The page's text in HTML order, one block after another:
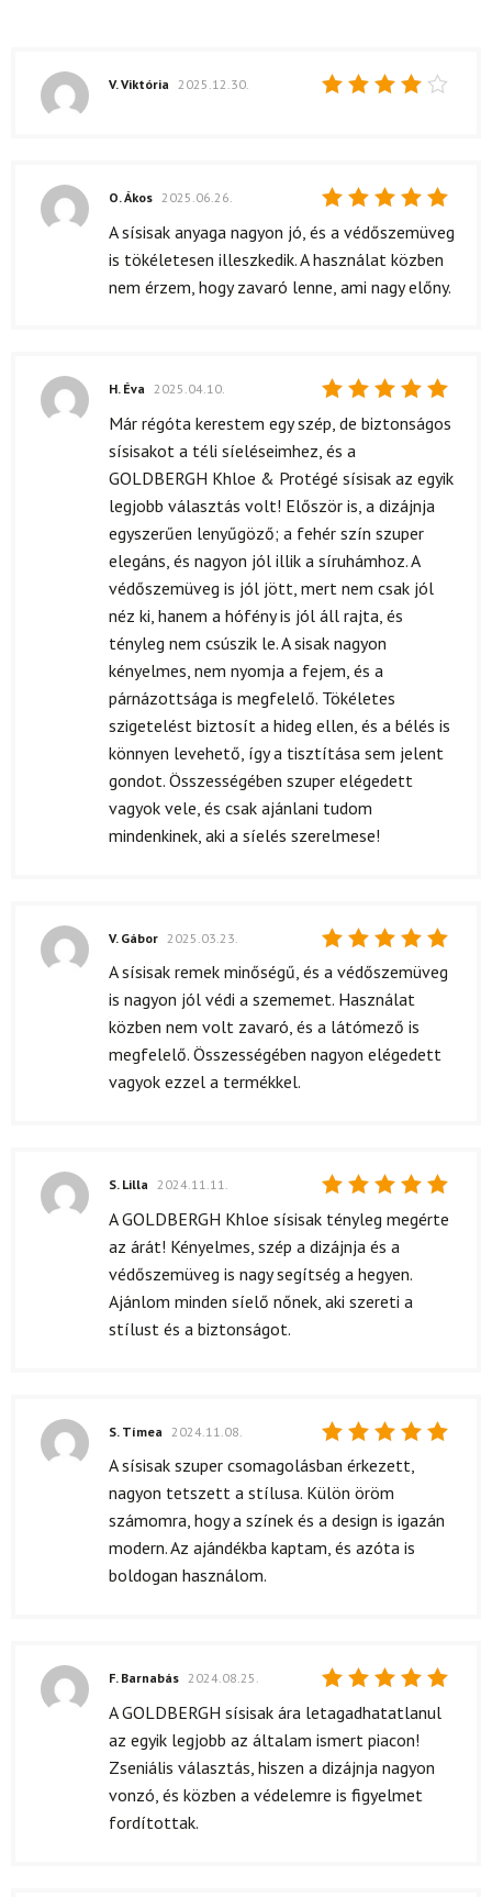
V. Viktória 2025.12.30.
Értékelés:
/ 5
O. Ákos 2025.06.26.
A sísisak anyaga nagyon jó, és a védőszemüveg
is tökéletesen illeszkedik. A használat közben
nem érzem, hogy zavaró lenne, ami nagy előny.
Értékelés:
5
H. Éva 2025.04.10.
Már régóta kerestem egy szép, de biztonságos
sísisakot a téli síeléseimhez, és a
GOLDBERGH Khloe & Protégé sísisak az egyik
legjobb választás volt! Először is, a dizájnja
egyszerűen lenyűgöző; a fehér szín szuper
elegáns, és nagyon jól illik a síruhámhoz. A
védőszemüveg is jól jött, mert nem csak jól
néz ki, hanem a hófény is jól áll rajta, és
tényleg nem csúszik le. A sisak nagyon
kényelmes, nem nyomja a fejem, és a
párnázottsága is megfelelő. Tökéletes
szigetelést biztosít a hideg ellen, és a bélés is
könnyen levehető, így a tisztítása sem jelent
gondot. Összességében szuper elégedett
vagyok vele, és csak ajánlani tudom
mindenkinek, aki a síelés szerelmese!
Értékelés:
V. Gábor 2025.03.23.
A sísisak remek minőségű, és a védőszemüveg
is nagyon jól védi a szememet. Használat
közben nem volt zavaró, és a látómező is
megfelelő. Összességében nagyon elégedett
vagyok ezzel a termékkel.
Értékelés:
/ 5
S. Lilla 2024.11.11.
A GOLDBERGH Khloe sísisak tényleg megérte
az árát! Kényelmes, szép a dizájnja és a
védőszemüveg is nagy segítség a hegyen.
Ajánlom minden síelő nőnek, aki szereti a
stílust és a biztonságot.
Értékelés:
S. Tímea 2024.11.08.
A sísisak szuper csomagolásban érkezett,
nagyon tetszett a stílusa. Külön öröm
számomra, hogy a színek és a design is igazán
modern. Az ajándékba kaptam, és azóta is
boldogan használom.
Értékelés:
/ 5
F. Barnabás 2024.08.25.
A GOLDBERGH sísisak ára letagadhatatlanul
az egyik legjobb az általam ismert piacon!
Zseniális választás, hiszen a dizájnja nagyon
vonzó, és közben a védelemre is figyelmet
fordítottak.